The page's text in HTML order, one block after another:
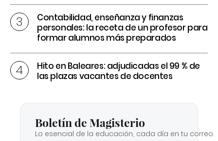
Contabilidad, enseñanza y finanzas
personales: la receta de un profesor para
formar alumnos más preparados
Hito en Baleares: adjudicadas el 99 % de
las plazas vacantes de docentes
Boletín de Magisterio
Lo esencial de la educación, cada día en tu correo.